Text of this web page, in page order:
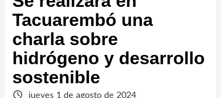
Tacuarembó una
charla sobre
hidrógeno y desarrollo
sostenible
jueves 1 de agosto de 2024